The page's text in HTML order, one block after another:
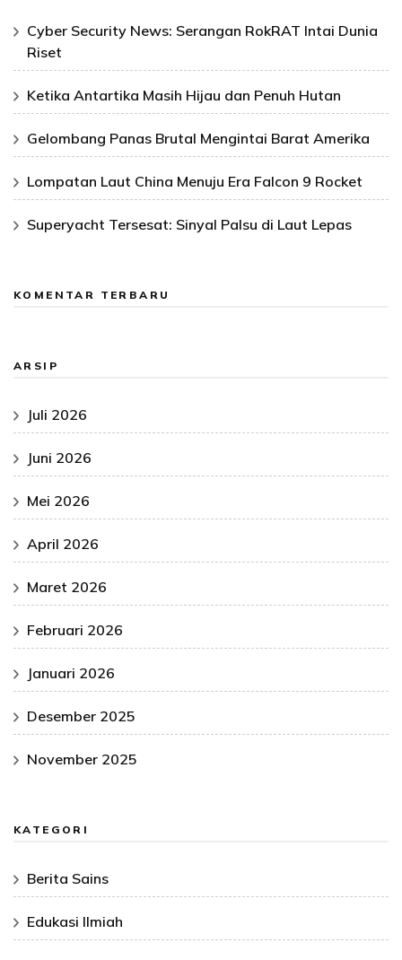
Cyber Security News: Serangan RokRAT Intai Dunia
Riset
Ketika Antartika Masih Hijau dan Penuh Hutan
Gelombang Panas Brutal Mengintai Barat Amerika
Lompatan Laut China Menuju Era Falcon 9 Rocket
Superyacht Tersesat: Sinyal Palsu di Laut Lepas
KOMENTAR TERBARU
ARSIP
Juli 2026
Juni 2026
Mei 2026
April 2026
Maret 2026
Februari 2026
Januari 2026
Desember 2025
November 2025
KATEGORI
Berita Sains
Edukasi Ilmiah